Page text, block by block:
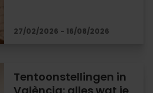
27/02/2026 - 16/08/2026
Tentoonstellingen in